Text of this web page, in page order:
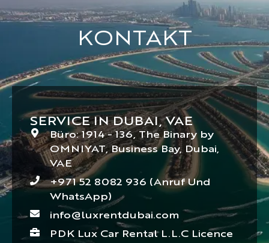
KONTAKT
SERVICE IN DUBAI, VAE
Büro: 1914 - 136, The Binary by
OMNIYAT, Business Bay, Dubai,
VAE
+971 52 8082 936 (Anruf Und
WhatsApp)
info@luxrentdubai.com
PDK Lux Car Rental L.L.C Licence